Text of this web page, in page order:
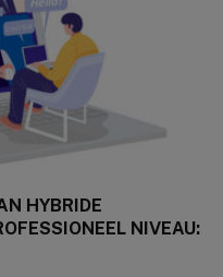
HYBRIDE
NIVEAU: